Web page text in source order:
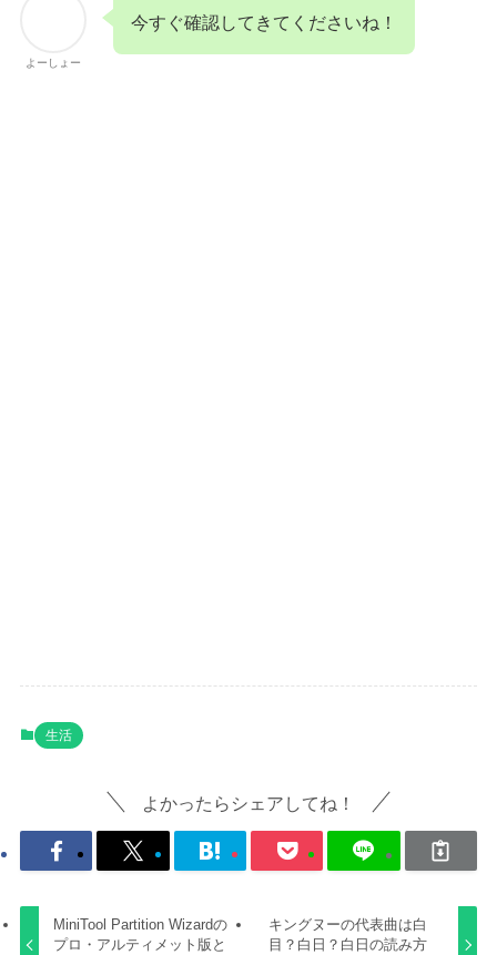
よーしょー
今すぐ確認してきてくださいね！
生活
よかったらシェアしてね！
MiniTool Partition Wizardの
プロ・アルティメット版と
キングヌーの代表曲は白
目？白日？白日の読み方